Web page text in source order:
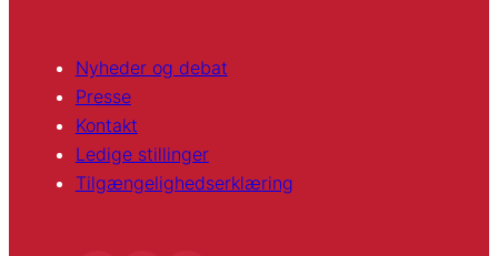
Nyheder og debat
Presse
Kontakt
Ledige stillinger
Tilgængelighedserklæring